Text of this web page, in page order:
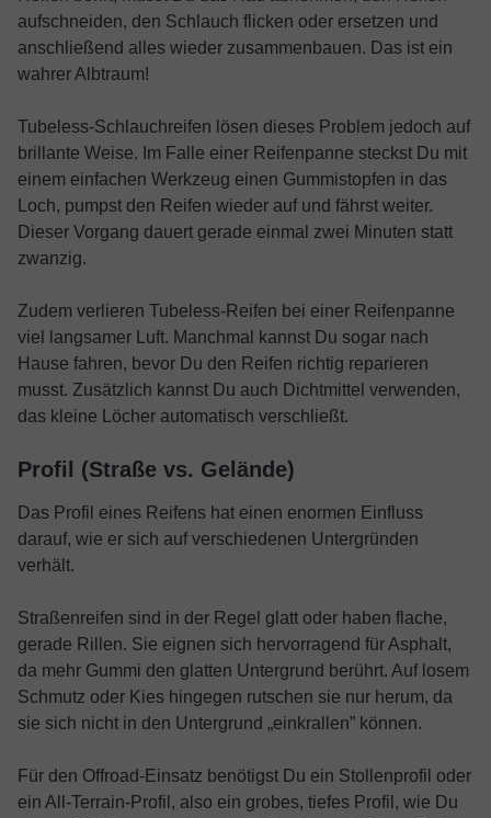
aufschneiden, den Schlauch flicken oder ersetzen und
anschließend alles wieder zusammenbauen. Das ist ein
wahrer Albtraum!
Tubeless-Schlauchreifen lösen dieses Problem jedoch auf
brillante Weise. Im Falle einer Reifenpanne steckst Du mit
einem einfachen Werkzeug einen Gummistopfen in das
Loch, pumpst den Reifen wieder auf und fährst weiter.
Dieser Vorgang dauert gerade einmal zwei Minuten statt
zwanzig.
Zudem verlieren Tubeless-Reifen bei einer Reifenpanne
viel langsamer Luft. Manchmal kannst Du sogar nach
Hause fahren, bevor Du den Reifen richtig reparieren
musst. Zusätzlich kannst Du auch Dichtmittel verwenden,
das kleine Löcher automatisch verschließt.
Profil (Straße vs. Gelände)
Das Profil eines Reifens hat einen enormen Einfluss
darauf, wie er sich auf verschiedenen Untergründen
verhält.
Straßenreifen sind in der Regel glatt oder haben flache,
gerade Rillen. Sie eignen sich hervorragend für Asphalt,
da mehr Gummi den glatten Untergrund berührt. Auf losem
Schmutz oder Kies hingegen rutschen sie nur herum, da
sie sich nicht in den Untergrund „einkrallen” können.
Für den Offroad-Einsatz benötigst Du ein Stollenprofil oder
ein All-Terrain-Profil, also ein grobes, tiefes Profil, wie Du